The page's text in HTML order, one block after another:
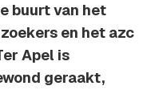
buurt van het
en het azc
Apel is
geraakt,